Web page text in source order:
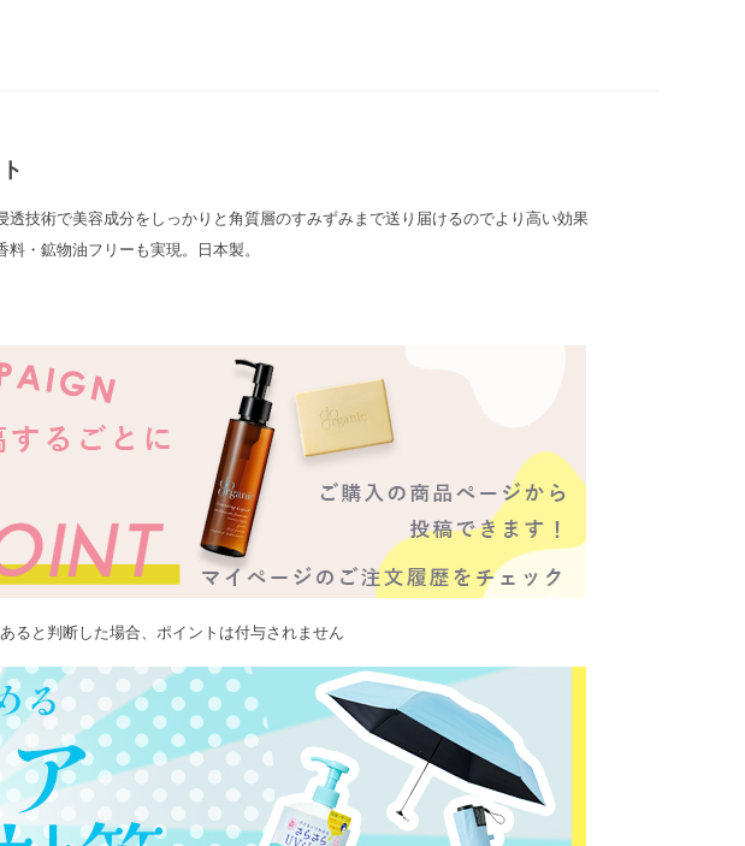
技術で美容成分をしっかりと角質層のすみずみまで送り届けるのでより高い効果
・鉱物油フリーも実現。日本製。
ると判断した場合、ポイントは付与されません